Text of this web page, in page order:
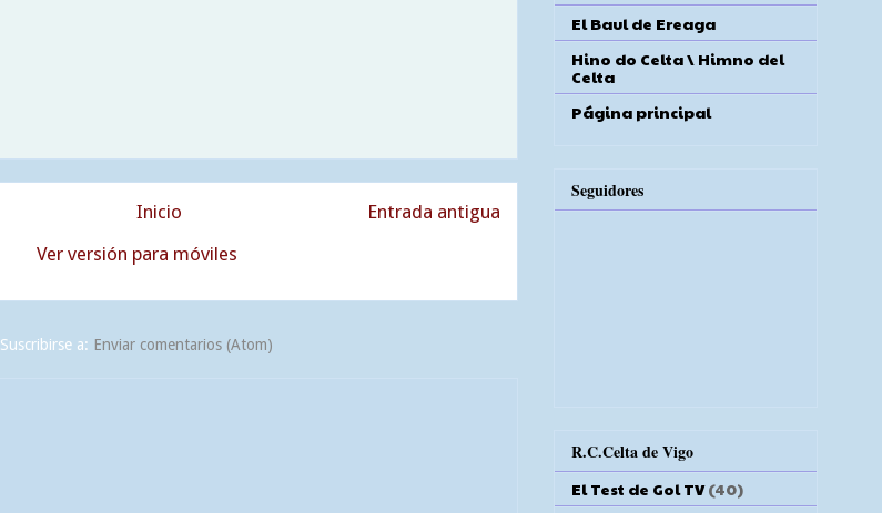
Entrada antigua
Inicio
Ver versión para móviles
Suscribirse a: Enviar comentarios (Atom)
El Baul de Ereaga
Hino do Celta \ Himno del
Celta
Página principal
Seguidores
R.C.Celta de Vigo
El Test de Gol TV (40)